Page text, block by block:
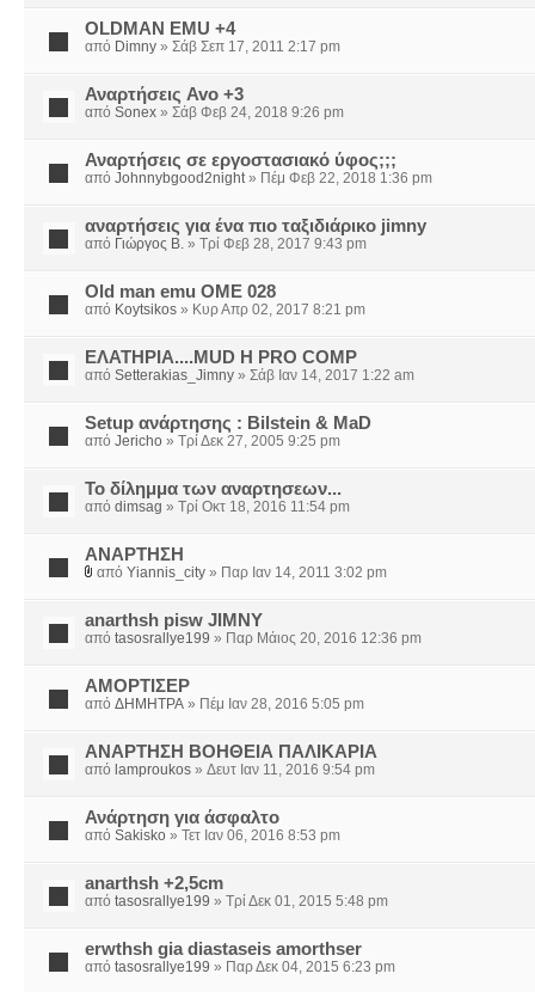
OLDMAN EMU +4
από Dimny » Σάβ Σεπ 17, 2011 2:17 pm
Αναρτήσεις Avo +3
από Sonex » Σάβ Φεβ 24, 2018 9:26 pm
Αναρτήσεις σε εργοστασιακό ύφος;;;
από Johnnybgood2night» Πέμ Φεβ 22, 2018 1:36 pm
αναρτήσεις για ένα πιο ταξιδιάρικο jimny
από Γιώργος Β. » Τρί Φεβ 28, 2017 9:43 pm
Old man emu OME 028
από Koytsikos » Κυρ Απρ 02, 2017 8:21 pm
ΕΛΑΤΗΡΙΑ....MUD Η PRO COMP
από Setterakias_Jimny » Σάβ Ιαν 14, 2017 1:22 am
Setup ανάρτησης : Bilstein & MaD
από Jericho » Τρί Δεκ 27, 2005 9:25 pm
Το δίλημμα των αναρτησεων...
από dimsag » Τρί Οκτ 18, 2016 11:54 pm
ΑΝΑΡΤΗΣΗ
από Yiannis_city » Παρ Ιαν 14, 2011 3:02 pm
anarthsh pisw JIMNY
από tasosrallye199 » Παρ Μάιος 20, 2016 12:36 pm
ΑΜΟΡΤΙΣΕΡ
από ΔΗΜΗΤΡΑ » Πέμ Ιαν 28, 2016 5:05 pm
ΑΝΑΡΤΗΣΗ ΒΟΗΘΕΙΑ ΠΑΛΙΚΑΡΙΑ
από lamproukos » Δευτ Ιαν 11, 2016 9:54 pm
Ανάρτηση για άσφαλτο
από Sakisko » Τετ Ιαν 06, 2016 8:53 pm
anarthsh +2,5cm
από tasosrallye199 » Τρί Δεκ 01, 2015 5:48 pm
erwthsh gia diastaseis amorthser
από tasosrallye199 » Παρ Δεκ 04, 2015 6:23 pm